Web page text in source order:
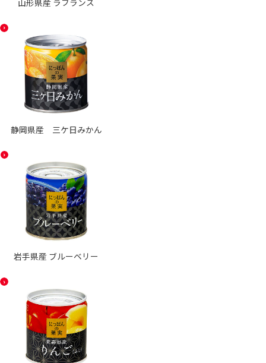
静岡県産 三ケ日みかん
岩手県産 ブルーベリー